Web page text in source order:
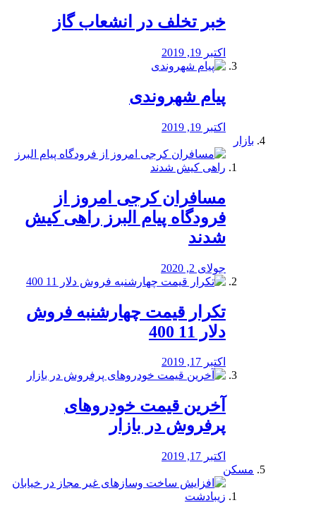
خبر تخلف در انشعاب گاز
اکتبر 19, 2019
پیام شهروندی
اکتبر 19, 2019
بازار
مسافران کرجی امروز از
فرودگاه پیام البرز راهی کیش
شدند
جولای 2, 2020
تکرار قیمت چهارشنبه فروش
دلار 11 400
اکتبر 17, 2019
آخرین قیمت خودرو‌های
پرفروش در بازار
اکتبر 17, 2019
مسکن